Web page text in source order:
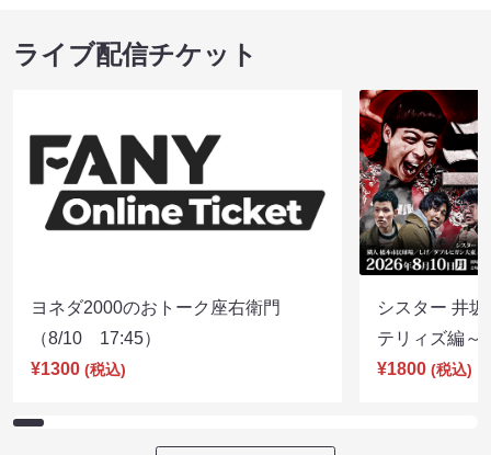
ライブ配信チケット
ヨネダ2000のおトーク座右衛門
（8/10 17:45）
¥1300 (税込)
シスター 井
テリィズ編
¥1800 (税込)